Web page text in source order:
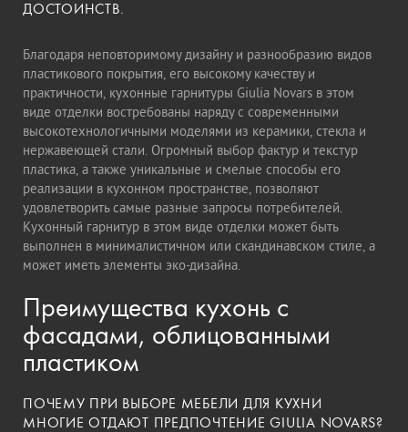
ДОСТОИНСТВ.
Благодаря неповторимому дизайну и разнообразию видов
пластикового покрытия, его высокому качеству и
практичности, кухонные гарнитуры Giulia Novars в этом
виде отделки востребованы наряду с современными
высокотехнологичными моделями из керамики, стекла и
нержавеющей стали. Огромный выбор фактур и текстур
пластика, а также уникальные и смелые способы его
реализации в кухонном пространстве, позволяют
удовлетворить самые разные запросы потребителей.
Кухонный гарнитур в этом виде отделки может быть
выполнен в минималистичном или скандинавском стиле, а
может иметь элементы эко-дизайна.
Преимущества кухонь с
фасадами, облицованными
пластиком
ПОЧЕМУ ПРИ ВЫБОРЕ МЕБЕЛИ ДЛЯ КУХНИ
МНОГИЕ ОТДАЮТ ПРЕДПОЧТЕНИЕ GIULIA NOVARS?